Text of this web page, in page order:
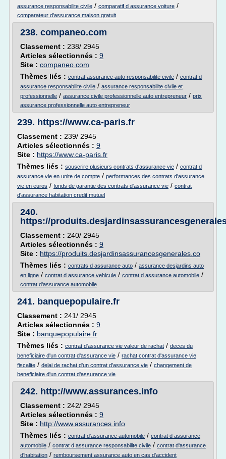
assurance responsabilite civile / comparatif d assurance voiture /
comparateur d'assurance maison gratuit
238. companeo.com
Classement : 238/ 2945
Articles sélectionnés : 9
Site : companeo.com
Thèmes liés : contrat assurance auto responsabilite civile / contrat d
assurance responsabilite civile / assurance responsabilite civile et
professionnelle / assurance civile professionnelle auto entrepreneur / prix
assurance professionnelle auto entrepreneur
239. https://www.ca-paris.fr
Classement : 239/ 2945
Articles sélectionnés : 9
Site : https://www.ca-paris.fr
Thèmes liés : souscrire plusieurs contrats d'assurance vie / contrat d
assurance vie en unite de compte / performances des contrats d'assurance
vie en euros / fonds de garantie des contrats d'assurance vie / contrat
d'assurance habitation credit mutuel
240.
https://
Classement : 240/ 2945
Articles sélectionnés : 9
Site : https://produits.desjardinsassurancesgenerales.co
Thèmes liés : contrats d assurance auto / assurance desjardins auto
en ligne / contrat d assurance vehicule / contrat d assurance automobile /
contrat d'assurance automobile
241. banquepopulaire.fr
Classement : 241/ 2945
Articles sélectionnés : 9
Site : banquepopulaire.fr
Thèmes liés : contrat d'assurance vie valeur de rachat / deces du
beneficiaire d'un contrat d'assurance vie / rachat contrat d'assurance vie
fiscalite / delai de rachat d'un contrat d'assurance vie / changement de
beneficiaire d'un contrat d'assurance vie
242. http://www.assurances.info
Classement : 242/ 2945
Articles sélectionnés : 9
Site : http://www.assurances.info
Thèmes liés : contrat d'assurance automobile / contrat d assurance
automobile / contrat d assurance responsabilite civile / contrat d'assurance
d'habitation / remboursement assurance auto en cas d'accident